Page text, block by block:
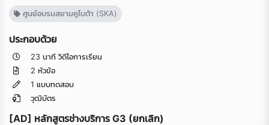
ศูนย์อบรมสยามคูโบต้า (SKA)
ประกอบด้วย
23 นาที วิดีโอการเรียน
2 หัวข้อ
1 แบบทดสอบ
วุฒิบัตร
[AD] หลักสูตรช่างบริการ G3 (ยกเลิก)